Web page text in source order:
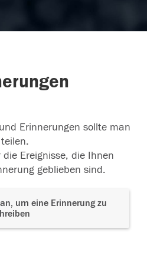
Erinnerungen sollte man
teilen.
Ereignisse, die Ihnen
geblieben sind.
um eine Erinnerung zu